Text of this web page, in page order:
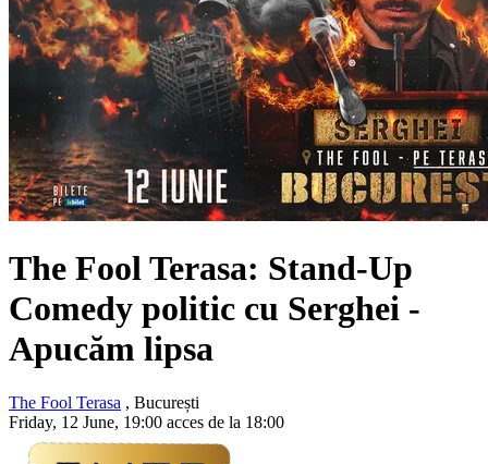
The Fool Terasa: Stand-Up
Comedy politic cu Serghei -
Apucăm lipsa
The Fool Terasa , București
Friday, 12 June, 19:00 acces de la 18:00